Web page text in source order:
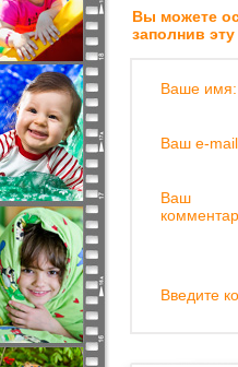
Вы можете
заполнив
Ваше имя:
Ваш e-
Ваш
Введите